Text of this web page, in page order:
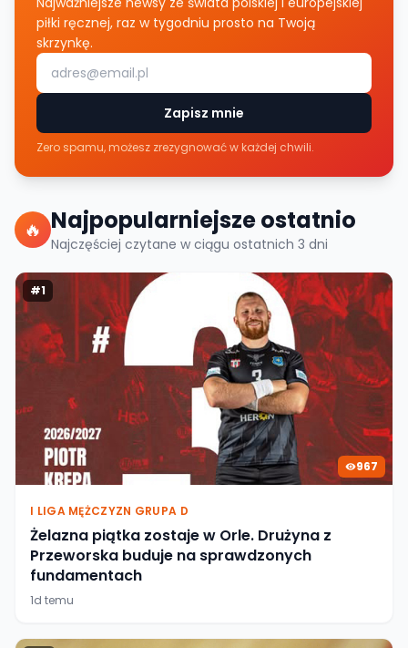
piłki ręcznej, raz w tygodniu prosto na Twoją
skrzynkę.
Zapisz mnie
Zero spamu, możesz zrezygnować w każdej chwili.
🔥 Najpopularniejsze ostatnio
Najczęściej czytane w ciągu ostatnich 3 dni
#1
967
I LIGA MĘŻCZYZN GRUPA D
Żelazna piątka zostaje w Orle. Drużyna z
Przeworska buduje na sprawdzonych
fundamentach
1d temu